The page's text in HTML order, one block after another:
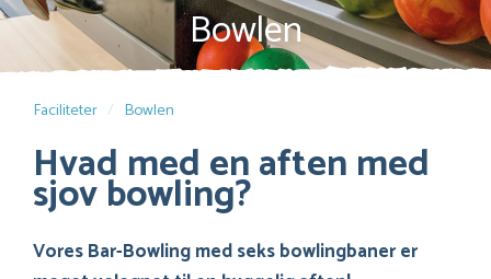
Bowlen
Faciliteter Bowlen
Hvad med en aften med
sjov bowling?
Vores Bar-Bowling med seks bowlingbaner er